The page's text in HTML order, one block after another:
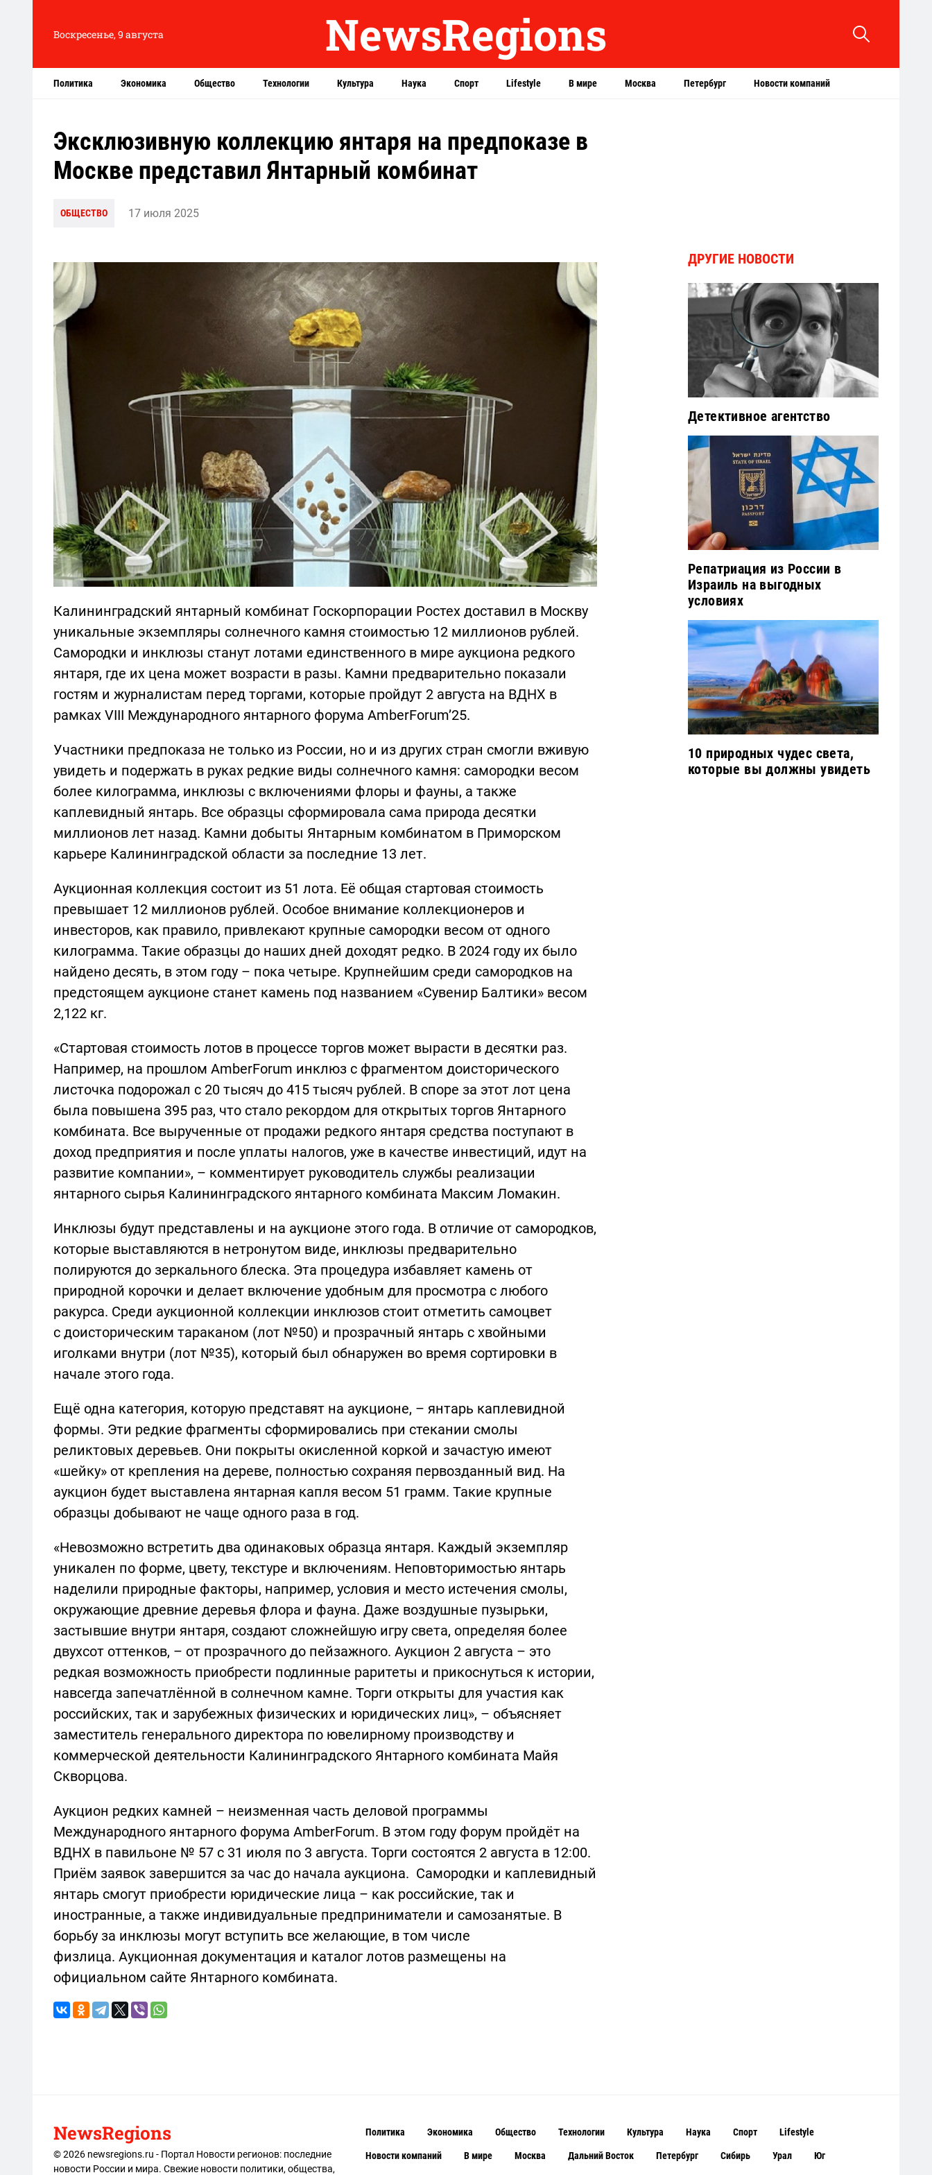
Воскресенье, 9 августа NewsRegions
Политика Экономика Общество Технологии Культура Наука Спорт Lifestyle В мире Москва Петербург Новости компаний
Эксклюзивную коллекцию янтаря на предпоказе в
Москве представил Янтарный комбинат
ОБЩЕСТВО 17 июля 2025
Калининградский янтарный комбинат Госкорпорации Ростех доставил в Москву
уникальные экземпляры солнечного камня стоимостью 12 миллионов рублей.
Самородки и инклюзы станут лотами единственного в мире аукциона редкого
янтаря, где их цена может возрасти в разы. Камни предварительно показали
гостям и журналистам перед торгами, которые пройдут 2 августа на ВДНХ в
рамках VIII Международного янтарного форума AmberForum’25.
Участники предпоказа не только из России, но и из других стран смогли вживую
увидеть и подержать в руках редкие виды солнечного камня: самородки весом
более килограмма, инклюзы с включениями флоры и фауны, а также
каплевидный янтарь. Все образцы сформировала сама природа десятки
миллионов лет назад. Камни добыты Янтарным комбинатом в Приморском
карьере Калининградской области за последние 13 лет.
Аукционная коллекция состоит из 51 лота. Её общая стартовая стоимость
превышает 12 миллионов рублей. Особое внимание коллекционеров и
инвесторов, как правило, привлекают крупные самородки весом от одного
килограмма. Такие образцы до наших дней доходят редко. В 2024 году их было
найдено десять, в этом году – пока четыре. Крупнейшим среди самородков на
предстоящем аукционе станет камень под названием «Сувенир Балтики» весом
2,122 кг.
«Стартовая стоимость лотов в процессе торгов может вырасти в десятки раз.
Например, на прошлом AmberForum инклюз с фрагментом доисторического
листочка подорожал с 20 тысяч до 415 тысяч рублей. В споре за этот лот цена
была повышена 395 раз, что стало рекордом для открытых торгов Янтарного
комбината. Все вырученные от продажи редкого янтаря средства поступают в
доход предприятия и после уплаты налогов, уже в качестве инвестиций, идут на
развитие компании», – комментирует руководитель службы реализации
янтарного сырья Калининградского янтарного комбината Максим Ломакин.
Инклюзы будут представлены и на аукционе этого года. В отличие от самородков,
которые выставляются в нетронутом виде, инклюзы предварительно
полируются до зеркального блеска. Эта процедура избавляет камень от
природной корочки и делает включение удобным для просмотра с любого
ракурса. Среди аукционной коллекции инклюзов стоит отметить самоцвет
с доисторическим тараканом (лот №50) и прозрачный янтарь с хвойными
иголками внутри (лот №35), который был обнаружен во время сортировки в
начале этого года.
Ещё одна категория, которую представят на аукционе, – янтарь каплевидной
формы. Эти редкие фрагменты сформировались при стекании смолы
реликтовых деревьев. Они покрыты окисленной коркой и зачастую имеют
«шейку» от крепления на дереве, полностью сохраняя первозданный вид. На
аукцион будет выставлена янтарная капля весом 51 грамм. Такие крупные
образцы добывают не чаще одного раза в год.
«Невозможно встретить два одинаковых образца янтаря. Каждый экземпляр
уникален по форме, цвету, текстуре и включениям. Неповторимостью янтарь
наделили природные факторы, например, условия и место истечения смолы,
окружающие древние деревья флора и фауна. Даже воздушные пузырьки,
застывшие внутри янтаря, создают сложнейшую игру света, определяя более
двухсот оттенков, – от прозрачного до пейзажного. Аукцион 2 августа – это
редкая возможность приобрести подлинные раритеты и прикоснуться к истории,
навсегда запечатлённой в солнечном камне. Торги открыты для участия как
российских, так и зарубежных физических и юридических лиц», – объясняет
заместитель генерального директора по ювелирному производству и
коммерческой деятельности Калининградского Янтарного комбината Майя
Скворцова.
Аукцион редких камней – неизменная часть деловой программы
Международного янтарного форума AmberForum. В этом году форум пройдёт на
ВДНХ в павильоне № 57 с 31 июля по 3 августа. Торги состоятся 2 августа в 12:00.
Приём заявок завершится за час до начала аукциона. Самородки и каплевидный
янтарь смогут приобрести юридические лица – как российские, так и
иностранные, а также индивидуальные предприниматели и самозанятые. В
борьбу за инклюзы могут вступить все желающие, в том числе
физлица. Аукционная документация и каталог лотов размещены на
официальном сайте Янтарного комбината.
ДРУГИЕ НОВОСТИ
Детективное агентство
Репатриация из России в
Израиль на выгодных
условиях
10 природных чудес света,
которые вы должны увидеть
NewsRegions
© 2026 newsregions.ru - Портал Новости регионов: последние
новости России и мира. Свежие новости политики, общества,
Политика Экономика Общество Технологии Культура Наука Спорт Lifestyle
Новости компаний В мире Москва Дальний Восток Петербург Сибирь Урал Юг